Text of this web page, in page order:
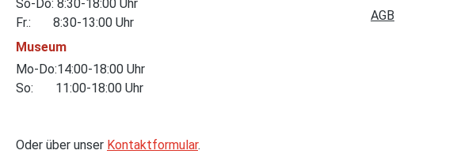
So-Do: 8:30-18:00 Uhr
Fr.: 8:30-13:00 Uhr
Museum
Mo-Do:14:00-18:00 Uhr
So: 11:00-18:00 Uhr
Oder über unser Kontaktformular.
AGB